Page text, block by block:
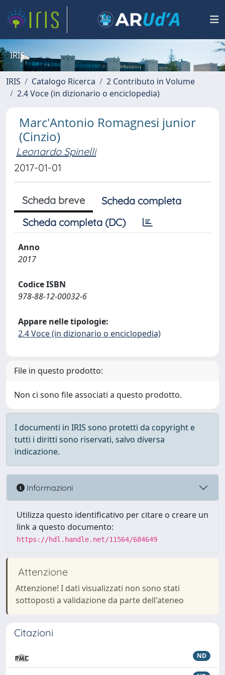
IRIS
IRIS Catalogo Ricerca
2 Contributo in Volume
2.4 Voce (in dizionario o enciclopedia)
Marc'Antonio Romagnesi junior
(Cinzio)
Leonardo Spinelli
2017-01-01
Scheda breve
Scheda completa
Scheda completa (DC)
Anno
2017
Codice ISBN
978-88-12-00032-6
Appare nelle tipologie:
2.4 Voce (in dizionario o enciclopedia)
File in questo prodotto:
Non ci sono file associati a questo prodotto.
I documenti in IRIS sono protetti da copyright e
tutti i diritti sono riservati, salvo diversa
indicazione.
Informazioni
Utilizza questo identificativo per citare o creare un
link a questo documento:
https://hdl.handle.net/11564/684649
Attenzione
Attenzione! I dati visualizzati non sono stati
sottoposti a validazione da parte dell'ateneo
Citazioni
ND